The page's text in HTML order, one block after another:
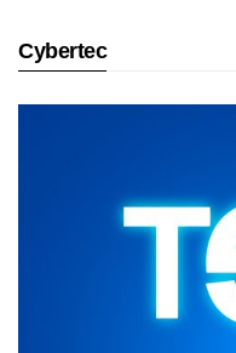
Cybertec